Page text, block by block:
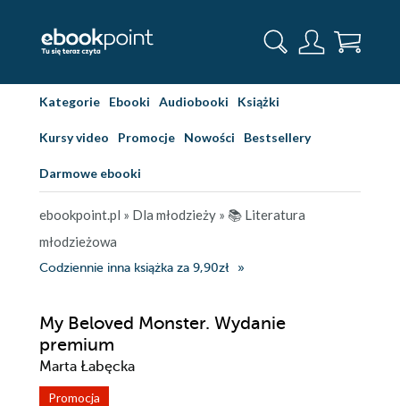
Kategorie Ebooki Audiobooki Książki
Kursy video Promocje Nowości Bestsellery
Darmowe ebooki
ebookpoint.pl » Dla młodzieży » 📚 Literatura
młodzieżowa
Codziennie inna książka za 9,90zł
My Beloved Monster. Wydanie
premium
Marta Łabęcka
Promocja